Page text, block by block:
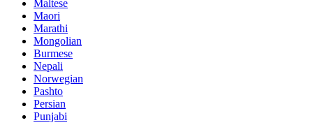
Maltese
Maori
Marathi
Mongolian
Burmese
Nepali
Norwegian
Pashto
Persian
Punjabi